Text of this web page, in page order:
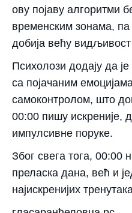
ову појаву алгоритми
временским зонама, па
добија већу видљивост
Психолози додају да
са појачаним
самоконтролом, што
00:00 пишу искреније,
импулсивне поруке.
Због свега тога, 00:00
преласка дана, већ и
најискренијих